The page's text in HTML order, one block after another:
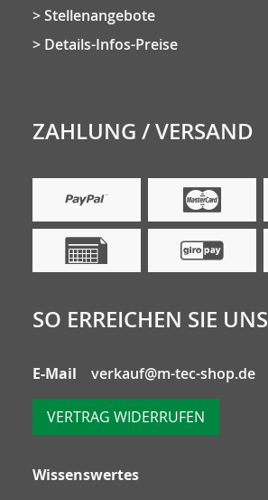
Stellenangebote
Details-Infos-Preise
ZAHLUNG / VERSAND
SO ERREICHEN SIE UNS
E-Mail verkauf@m-tec-shop.de
VERTRAG WIDERRUFEN
Wissenswertes